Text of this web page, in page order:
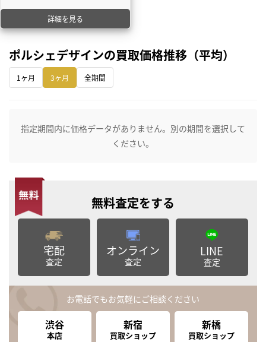
詳細を見る
ポルシェデザインの買取価格推移（平均）
1ヶ月 3ヶ月 全期間
指定期間内に価格データがありません。別の期間を選択して
ください。
無料査定をする
宅配
査定
オンライン
査定
LINE
査定
お電話でもお気軽にご相談ください
渋谷
本店
新宿
買取ショップ
新橋
買取ショップ